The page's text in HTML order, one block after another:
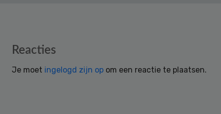
Reader
Reacties
Je moet ingelogd zijn op om een reactie te plaatsen.